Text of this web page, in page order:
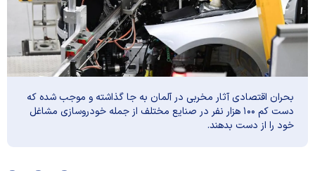
بحران اقتصادی آثار مخربی در آلمان به جا گذاشته و موجب شده که
دست کم ۱۰۰ هزار نفر در صنایع مختلف از جمله خودروسازی مشاغل
خود را از دست بدهند.